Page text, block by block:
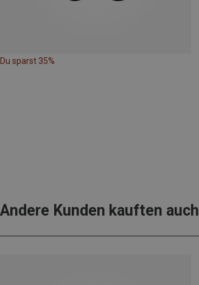
Du sparst 35%
Andere Kunden kauften auch